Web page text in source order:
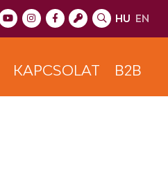
HU EN
KAPCSOLAT B2B